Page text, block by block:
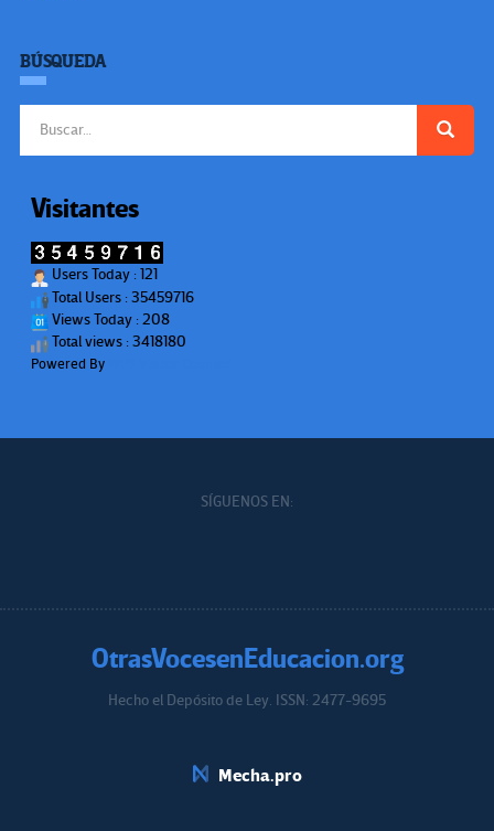
BÚSQUEDA
Visitantes
Users Today : 121
Total Users : 35459716
Views Today : 208
Total views : 3418180
Powered By
SÍGUENOS EN:
OtrasVocesenEducacion.org
Hecho el Depósito de Ley. ISSN: 2477-9695
Mecha.pro